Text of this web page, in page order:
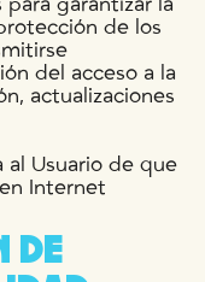
para garantizar la
de los
del acceso a la
actualizaciones
al Usuario de que
Internet
DE